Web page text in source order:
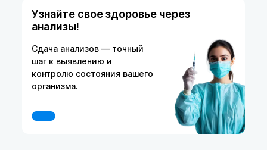
Узнайте свое здоровье через
анализы!
Сдача анализов — точный
шаг к выявлению и
контролю состояния вашего
организма.